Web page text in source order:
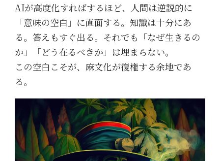
AIが高度化すればするほど、人間は逆説的に
「意味の空白」に直面する。知識は十分にあ
る。答えもすぐ出る。それでも「なぜ生きるの
か」「どう在るべきか」は埋まらない。
この空白こそが、麻文化が復権する余地であ
る。